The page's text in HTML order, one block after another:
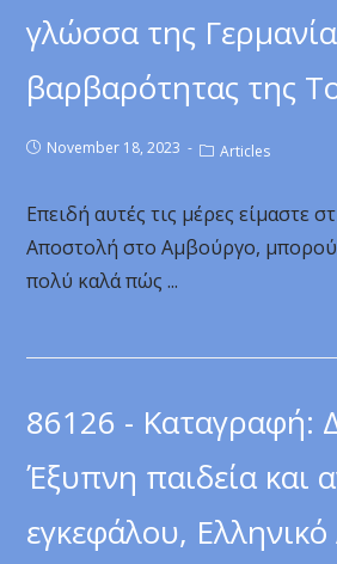
γλώσσα της
βαρβαρότητας της
November 18, 2023 Articles
Επειδή αυτές τις μέρες είμαστε
Αποστολή στο Αμβούργο,
πολύ καλά πώς ...
86126 - Καταγραφή:
Έξυπνη παιδεία και
εγκεφάλου, Ελληνικό